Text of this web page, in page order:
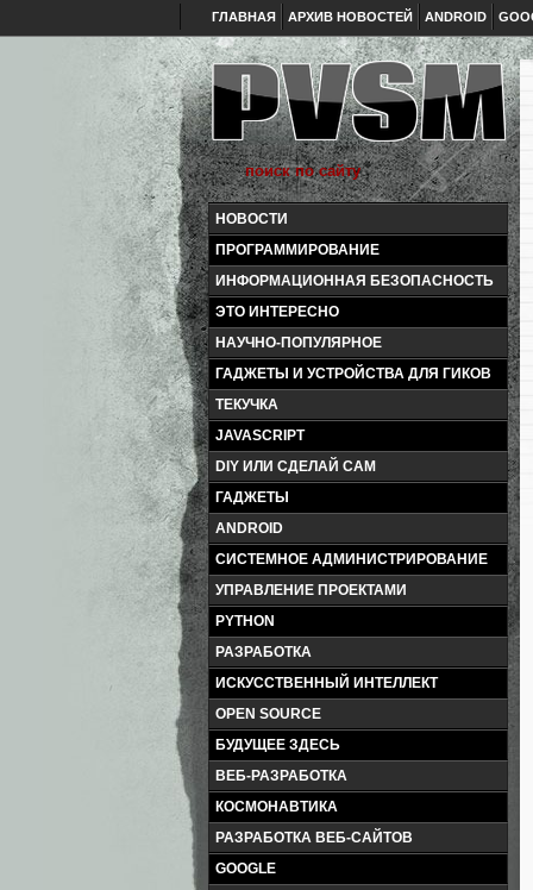
ГЛАВНАЯ АРХИВ НОВОСТЕЙ ANDROID
НОВОСТИ
ПРОГРАММИРОВАНИЕ
ИНФОРМАЦИОННАЯ БЕЗОПАСНОСТЬ
ЭТО ИНТЕРЕСНО
НАУЧНО-ПОПУЛЯРНОЕ
ГАДЖЕТЫ И УСТРОЙСТВА ДЛЯ ГИКОВ
ТЕКУЧКА
JAVASCRIPT
DIY ИЛИ СДЕЛАЙ САМ
ГАДЖЕТЫ
ANDROID
СИСТЕМНОЕ АДМИНИСТРИРОВАНИЕ
УПРАВЛЕНИЕ ПРОЕКТАМИ
PYTHON
РАЗРАБОТКА
ИСКУССТВЕННЫЙ ИНТЕЛЛЕКТ
OPEN SOURCE
БУДУЩЕЕ ЗДЕСЬ
ВЕБ-РАЗРАБОТКА
КОСМОНАВТИКА
РАЗРАБОТКА ВЕБ-САЙТОВ
GOOGLE